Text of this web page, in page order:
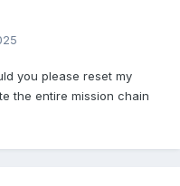
you please reset my
the entire mission chain